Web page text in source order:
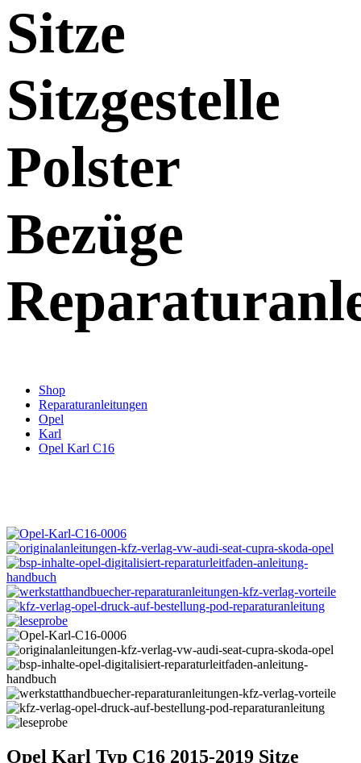
Sitze
Sitzgestelle
Polster
Bezüge
Shop
Reparaturanleitungen
Opel
Karl
Opel Karl C16
Opel Karl Typ C16 2015-2019 Sitze